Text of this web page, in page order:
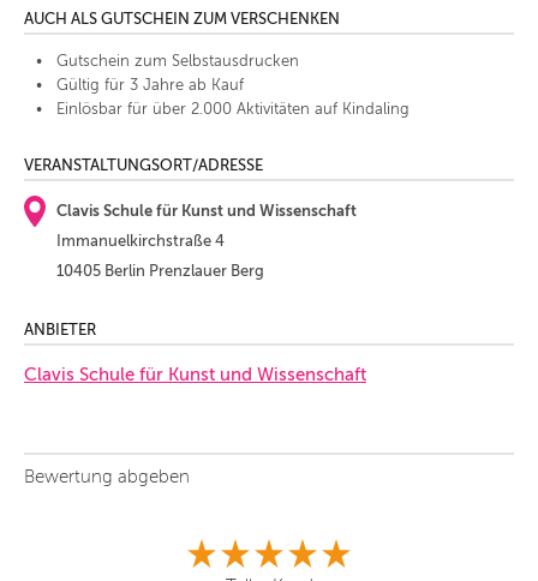
AUCH ALS GUTSCHEIN ZUM VERSCHENKEN
Gutschein zum Selbstausdrucken
Gültig für 3 Jahre ab Kauf
Einlösbar für über 2.000 Aktivitäten auf Kindaling
VERANSTALTUNGSORT/ADRESSE
Clavis Schule für Kunst und Wissenschaft
Immanuelkirchstraße 4
10405 Berlin Prenzlauer Berg
ANBIETER
Clavis Schule für Kunst und Wissenschaft
Bewertung abgeben